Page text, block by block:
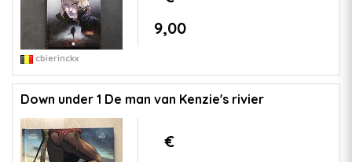
9,00
cbierinckx
Down under 1 De man van Kenzie's rivier
€